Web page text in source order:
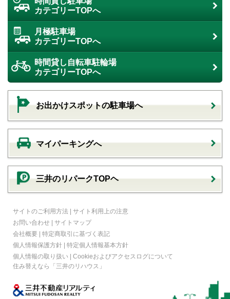
カテゴリーTOPへ
月極駐車場
カテゴリーTOPへ
時間貸し自転車駐輪場
カテゴリーTOPへ
お出かけスポットの駐車場へ
マイパーキングへ
三井のリパークTOPヘ
サイトのご利用方法 | サイト利用上の注意
お問い合わせ | サイトマップ
会社概要 | 特定商取引に基づく表記
個人情報保護方針 | 特定個人情報基本方針
個人情報の取り扱い | Cookieおよびアクセスログについて
住み替えなら
「三井のリハウス」